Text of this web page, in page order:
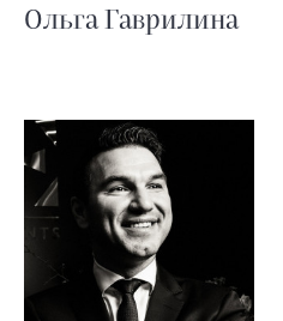
Ольга Гаврилина